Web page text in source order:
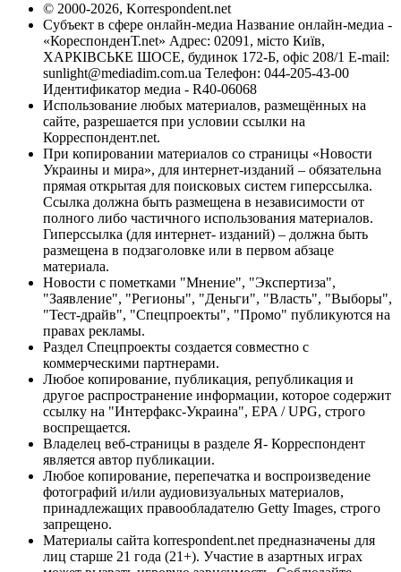
© 2000-2026, Korrespondent.net
Субъект в сфере онлайн-медиа Название онлайн-медиа -
«КореспонденТ.net» Адрес: 02091, місто Київ,
ХАРКІВСЬКЕ ШОСЕ, будинок 172-Б, офіс 208/1 E-mail:
sunlight@mediadim.com.ua Телефон: 044-205-43-00
Идентификатор медиа - R40-06068
Использование любых материалов, размещённых на
сайте, разрешается при условии ссылки на
Корреспондент.net.
При копировании материалов со страницы «Новости
Украины и мира», для интернет-изданий – обязательна
прямая открытая для поисковых систем гиперссылка.
Ссылка должна быть размещена в независимости от
полного либо частичного использования материалов.
Гиперссылка (для интернет- изданий) – должна быть
размещена в подзаголовке или в первом абзаце
материала.
Новости с пометками "Мнение", "Экспертиза",
"Заявление", "Регионы", "Деньги", "Власть", "Выборы",
"Тест-драйв", "Спецпроекты", "Промо" публикуются на
правах рекламы.
Раздел Спецпроекты создается совместно с
коммерческими партнерами.
Любое копирование, публикация, републикация и
другое распространение информации, которое содержит
ссылку на "Интерфакс-Украина", EPA / UPG, строго
воспрещается.
Владелец веб-страницы в разделе Я- Корреспондент
является автор публикации.
Любое копирование, перепечатка и воспроизведение
фотографий и/или аудиовизуальных материалов,
принадлежащих правообладателю Getty Images, строго
запрещено.
Материалы сайта korrespondent.net предназначены для
лиц старше 21 года (21+). Участие в азартных играх